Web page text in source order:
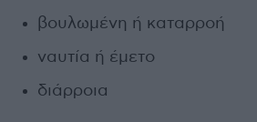
βουλωμένη ή καταρροή
ναυτία ή έμετο
διάρροια